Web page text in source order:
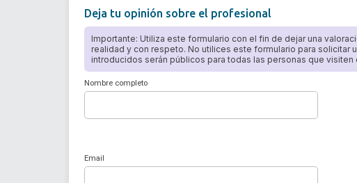
Deja tu opinión sobre el profesional
Importante: Utiliza este formulario con el fin de dejar una
realidad y con respeto. No utilices este formulario para solicitar
introducidos serán públicos para todas las personas que visiten
Nombre completo
Email